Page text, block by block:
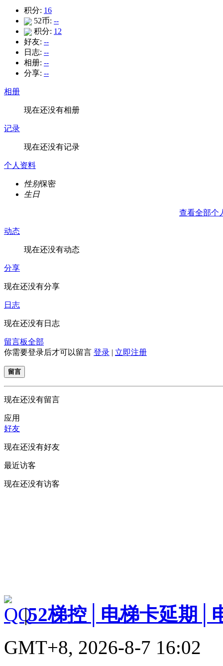
积分: 16
52币: --
积分: 12
好友: --
日志: --
相册: --
分享: --
相册
现在还没有相册
记录
现在还没有记录
个人资料
性别保密
生日
查看全部个
动态
现在还没有动态
分享
现在还没有分享
日志
现在还没有日志
留言板全部
你需要登录后才可以留言 登录 | 立即注册
留言
现在还没有留言
应用
好友
现在还没有好友
最近访客
现在还没有访客
|52梯控│电梯卡延期│
GMT+8, 2026-8-7 16:02